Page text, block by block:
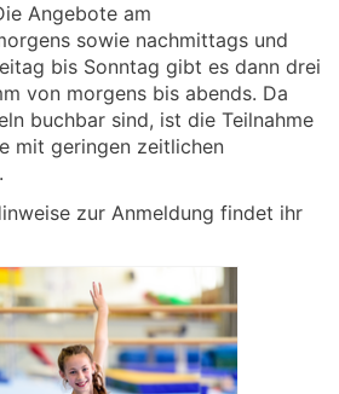
Angebote am
sowie nachmittags und
bis Sonntag gibt es dann drei
von morgens bis abends. Da
buchbar sind, ist die Teilnahme
mit geringen zeitlichen
zur Anmeldung findet ihr